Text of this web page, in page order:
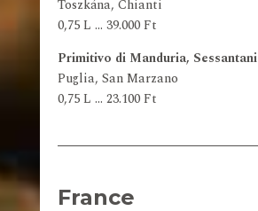
Toszkána, Chianti
0,75 L … 39.000 Ft
Primitivo di Manduria, Sessantani
Puglia, San Marzano
0,75 L … 23.100 Ft
France